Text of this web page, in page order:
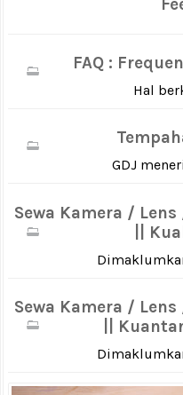
FAQ :
Hal
GDJ
Sewa Kamera /
||
Sewa Kamera /
||